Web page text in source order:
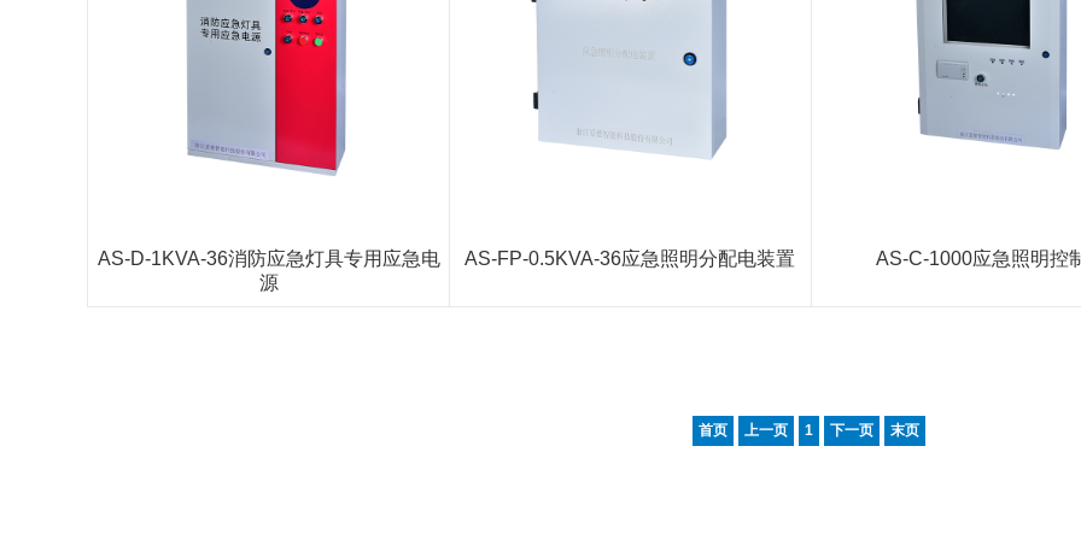
AS-D-1KVA-36消防应急灯具专用应急电
源
AS-FP-0.5KVA-36应急照明分配电装置 AS-C-1000应急照明控
首页 上一页 1 下一页 末页